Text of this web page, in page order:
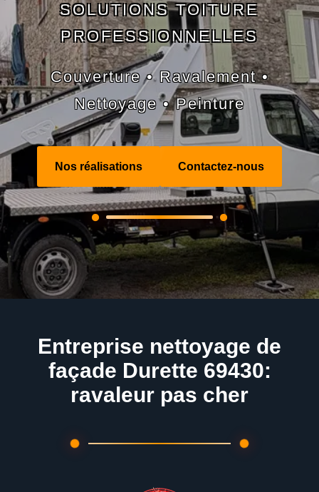
SOLUTIONS TOITURE
PROFESSIONNELLES
Couverture • Ravalement •
Nettoyage • Peinture
Nos réalisations Contactez-nous
Entreprise nettoyage de
façade Durette 69430:
ravaleur pas cher